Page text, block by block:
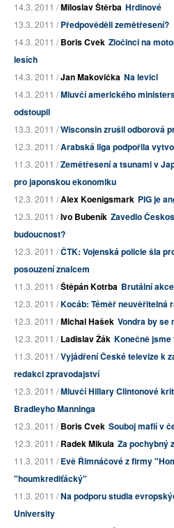
14.3. 2011 /Miloslav Štěrba Hrdinové
13.3. 2011 /Předpověděli zemětřesení?
14.3. 2011 /Boris Cvek Zločinci na
lesích
14.3. 2011 /Jan Makovička Na levici
14.3. 2011 /Mluvčí amerického
odstoupil
13.3. 2011 /Wisconsin zrušil odborová
12.3. 2011 /Arabská liga podpořila
11.3. 2011 /Zemětřesení a tsunami v
pro japonskou ekonomiku
12.3. 2011 /Alex Koenigsmark PIG je
12.3. 2011 /Ivo Bubeník Zavedlo
budoucnost?
12.3. 2011 /ČTK: Vojenská policie šla
posouzení znalcem
11.3. 2011 /Štěpán Kotrba Brutální
12.3. 2011 /Kocáb: Téměř neuvěřitelná
12.3. 2011 /Michal Hašek Vondra by se
12.3. 2011 /Ladislav Žák Konečně jsme
11.3. 2011 /Vyjádření České televize k
redakci zpravodajství
12.3. 2011 /Mluvčí Hillary Clintonové
Bradleyho Manninga
12.3. 2011 /Boris Cvek Souboj mafií v
12.3. 2011 /Radek Mikula Za pochybný
11.3. 2011 /Evě Řimnáčové z firmy
"houmkrediťácký"
11.3. 2011 /Na podporu studia
University